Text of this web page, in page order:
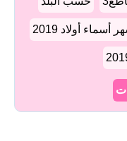
أسماء أولاد 2019